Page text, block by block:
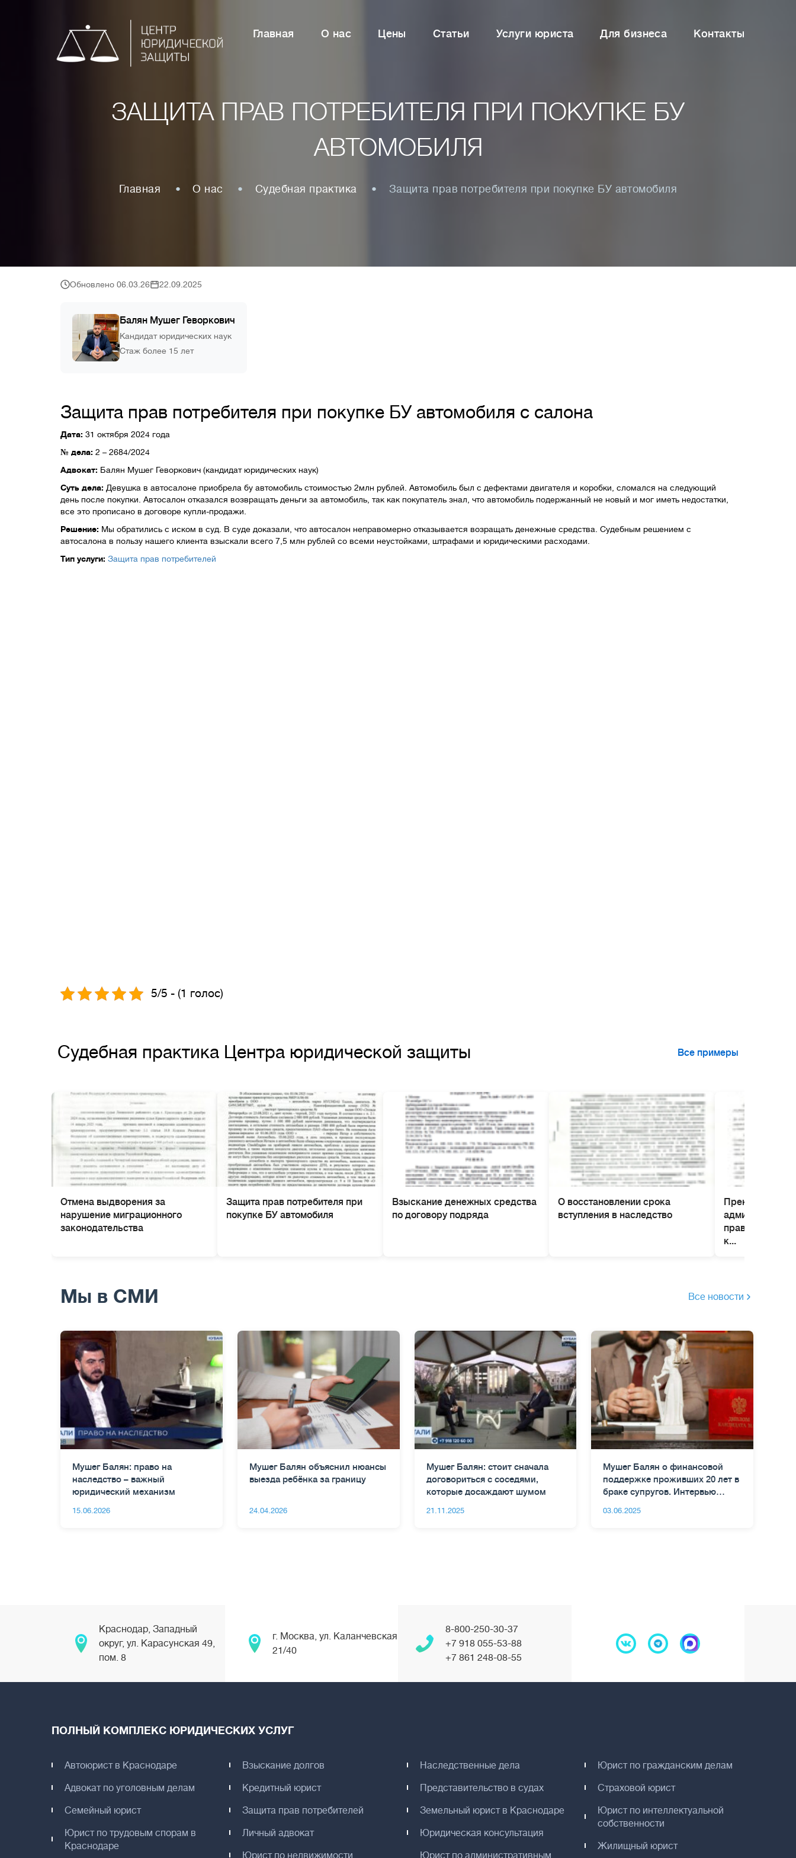
Главная О нас Цены Статьи Услуги юриста Для бизнеса Контакты
ЗАЩИТА ПРАВ ПОТРЕБИТЕЛЯ ПРИ ПОКУПКЕ БУ
АВТОМОБИЛЯ
Главная О нас Судебная практика Защита прав потребителя при покупке БУ автомобиля
Обновлено 06.03.26 22.09.2025
Балян Мушег Геворкович
Кандидат юридических наук
Стаж более 15 лет
Защита прав потребителя при покупке БУ автомобиля с салона
Дата: 31 октября 2024 года
№ дела: 2 – 2684/2024
Адвокат: Балян Мушег Геворкович (кандидат юридических наук)
Суть дела: Девушка в автосалоне приобрела бу автомобиль стоимостью 2млн рублей. Автомобиль был с дефектами двигателя и коробки, сломался на следующий
день после покупки. Автосалон отказался возвращать деньги за автомобиль, так как покупатель знал, что автомобиль подержанный не новый и мог иметь недостатки,
все это прописано в договоре купли-продажи.
Решение: Мы обратились с иском в суд. В суде доказали, что автосалон неправомерно отказывается возращать денежные средства. Судебным решением с
автосалона в пользу нашего клиента взыскали всего 7,5 млн рублей со всеми неустойками, штрафами и юридическими расходами.
Тип услуги: Защита прав потребителей
5/5 - (1 голос)
Судебная практика Центра юридической защиты Все примеры
Отмена выдворения за
нарушение миграционного
законодательства
Защита прав потребителя при
покупке БУ автомобиля
Взыскание денежных средства
по договору подряда
О восстановлении срока
вступления в наследство
Прекращение
к...
Мы в СМИ Все новости
Мушег Балян: право на
наследство – важный
юридический механизм
15.06.2026
Мушег Балян объяснил нюансы
выезда ребёнка за границу
24.04.2026
Мушег Балян: стоит сначала
договориться с соседями,
которые досаждают шумом
21.11.2025
Мушег Балян о финансовой
поддержке проживших 20 лет в
браке супругов. Интервью
03.06.2025
Краснодар, Западный
округ, ул. Карасунская 49,
пом. 8
г. Москва, ул. Каланчевская
21/40
8-800-250-30-37
+7 918 055-53-88
+7 861 248-08-55
ПОЛНЫЙ КОМПЛЕКС ЮРИДИЧЕСКИХ УСЛУГ
Автоюрист в Краснодаре
Адвокат по уголовным делам
Семейный юрист
Юрист по трудовым спорам в
Краснодаре
Взыскание долгов
Кредитный юрист
Защита прав потребителей
Личный адвокат
Юрист по недвижимости
Наследственные дела
Представительство в судах
Земельный юрист в Краснодаре
Юридическая консультация
Юрист по административным
Юрист по гражданским делам
Страховой юрист
Юрист по интеллектуальной
собственности
Жилищный юрист